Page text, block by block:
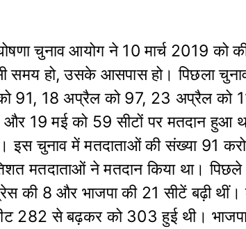
चुनाव आयोग ने 10 मार्च 2019 को
समय हो, उसके आसपास हो। पिछला
91, 18 अप्रैल को 97, 23 अप्रैल को
19 मई को 59 सीटों पर मतदान हुआ
इस चुनाव में मतदाताओं की संख्या 91
मतदाताओं ने मतदान किया था। पिछले
की 8 और भाजपा की 21 सीटें बढ़ी
282 से बढ़कर को 303 हुई थी।